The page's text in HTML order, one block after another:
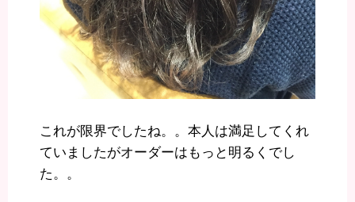
これが限界でしたね。。本人は満足してくれ
ていましたがオーダーはもっと明るくでし
た。。